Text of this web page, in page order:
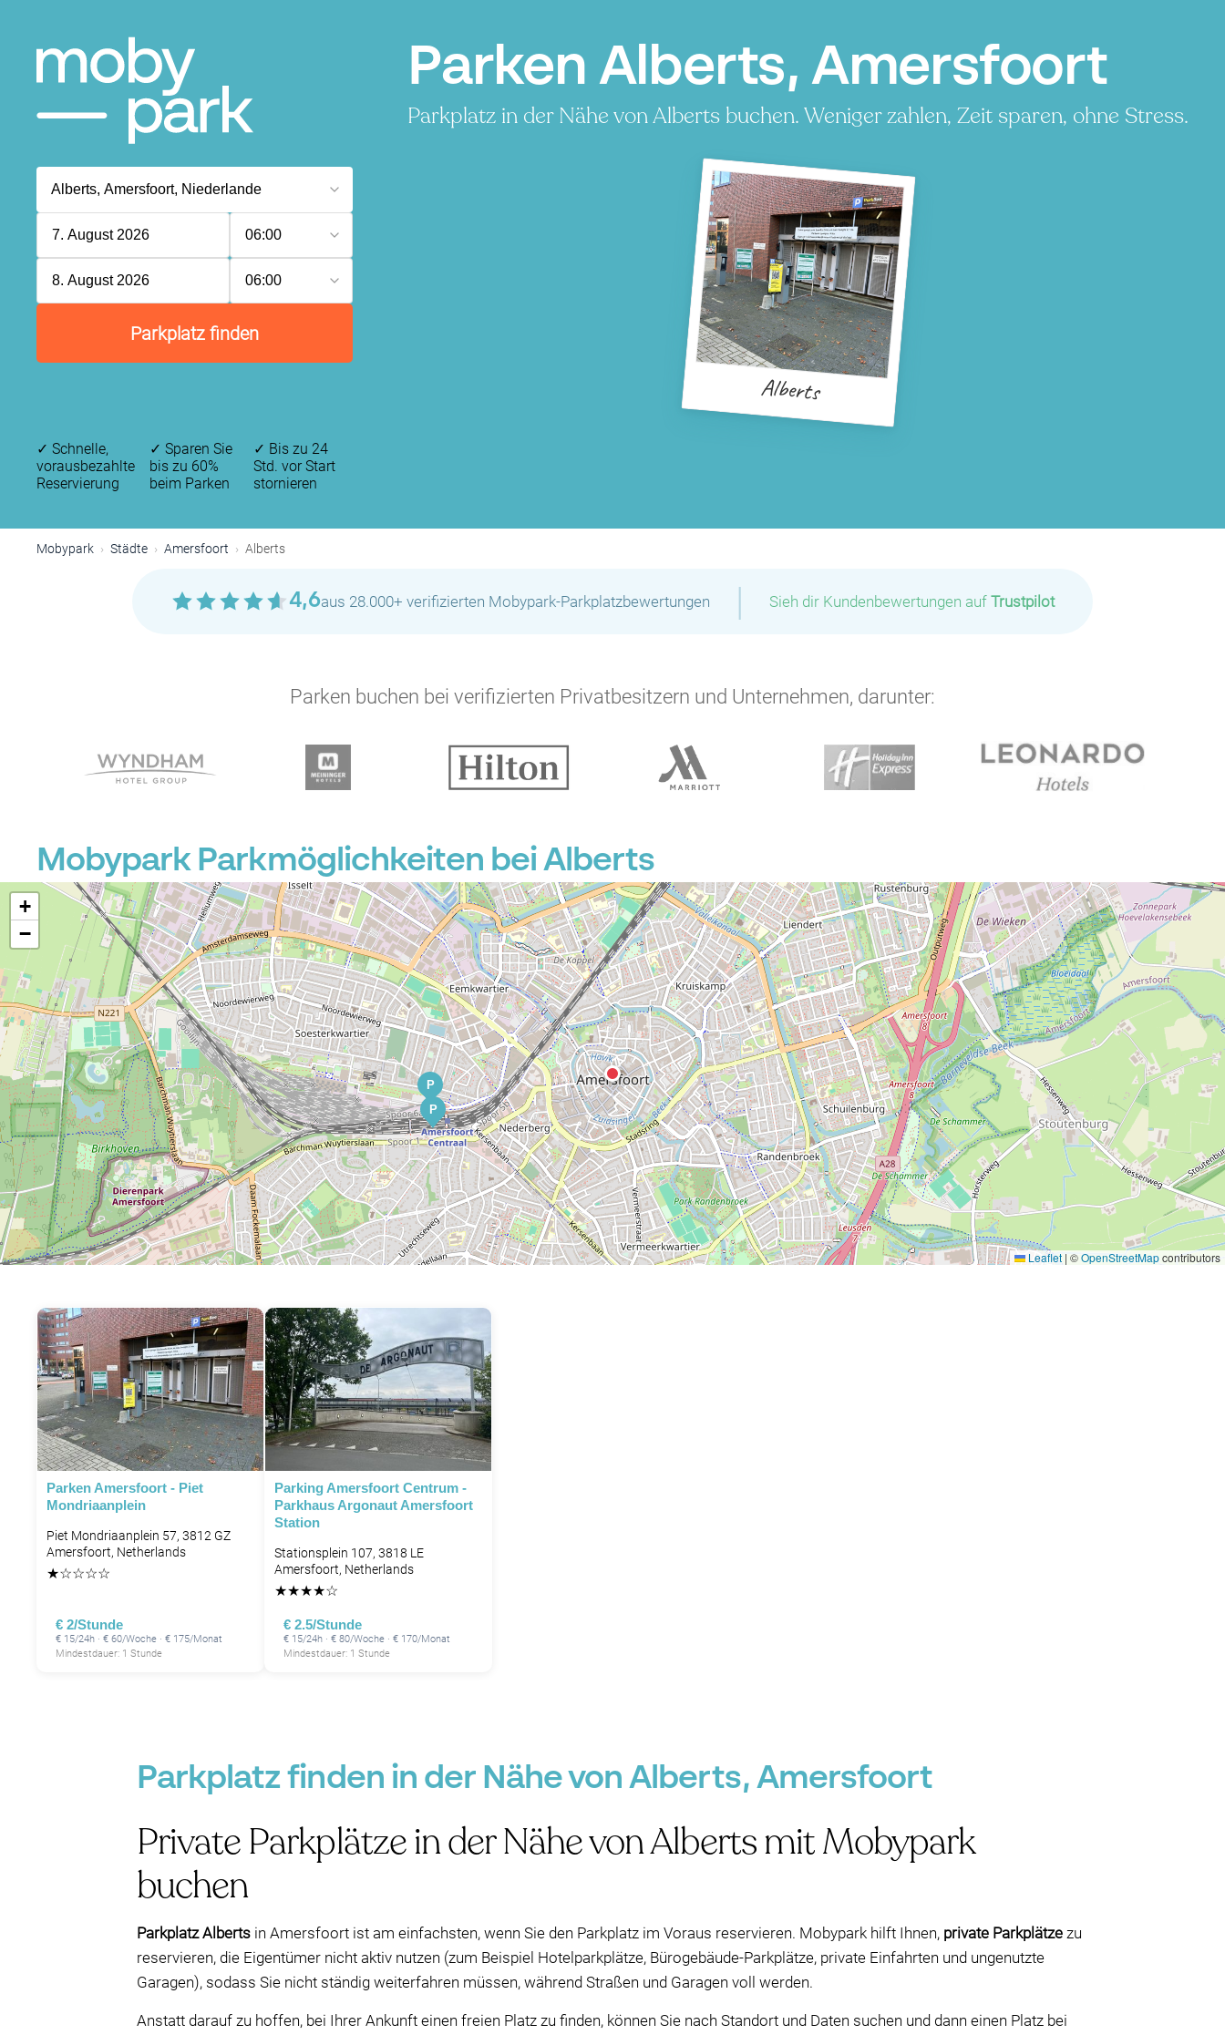
Parken Alberts, Amersfoort
Parkplatz in der Nähe von Alberts buchen. Weniger zahlen, Zeit sparen, ohne Stress.
7. August 2026 06:00
8. August 2026 06:00
Parkplatz finden
Alberts
✓ Schnelle,
vorausbezahlte
Reservierung
✓ Sparen Sie
bis zu 60%
beim Parken
✓ Bis zu 24
Std. vor Start
stornieren
Mobypark Städte Amersfoort Alberts
4,6aus 28.000+ verifizierten Mobypark-Parkplatzbewertungen | Sieh dir Kundenbewertungen auf Trustpilot
Parken buchen bei verifizierten Privatbesitzern und Unternehmen, darunter:
Mobypark Parkmöglichkeiten bei Alberts
P
P
+
−
Leaflet | ©OpenStreetMapcontributors
Parken Amersfoort - Piet
Mondriaanplein
Piet Mondriaanplein 57, 3812 GZ
Amersfoort, Netherlands
★☆☆☆☆
€ 2/Stunde
€ 15/24h · € 60/Woche · € 175/Monat
Mindestdauer: 1 Stunde
Parking Amersfoort Centrum -
Parkhaus Argonaut Amersfoort
Station
Stationsplein 107, 3818 LE
Amersfoort, Netherlands
★★★★☆
€ 2.5/Stunde
€ 15/24h · € 80/Woche · € 170/Monat
Mindestdauer: 1 Stunde
Parkplatz finden in der Nähe von Alberts, Amersfoort
Private Parkplätze in der Nähe von Alberts mit Mobypark
buchen
Parkplatz Alberts in Amersfoort ist am einfachsten, wenn Sie den Parkplatz im Voraus reservieren. Mobypark hilft Ihnen, private Parkplätze zu
reservieren, die Eigentümer nicht aktiv nutzen (zum Beispiel Hotelparkplätze, Bürogebäude-Parkplätze, private Einfahrten und ungenutzte
Garagen), sodass Sie nicht ständig weiterfahren müssen, während Straßen und Garagen voll werden.
Anstatt darauf zu hoffen, bei Ihrer Ankunft einen freien Platz zu finden, können Sie nach Standort und Daten suchen und dann einen Platz bei